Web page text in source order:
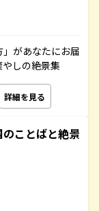
があなたにお届
しの絶景集
詳細を見る
ことばと絶景